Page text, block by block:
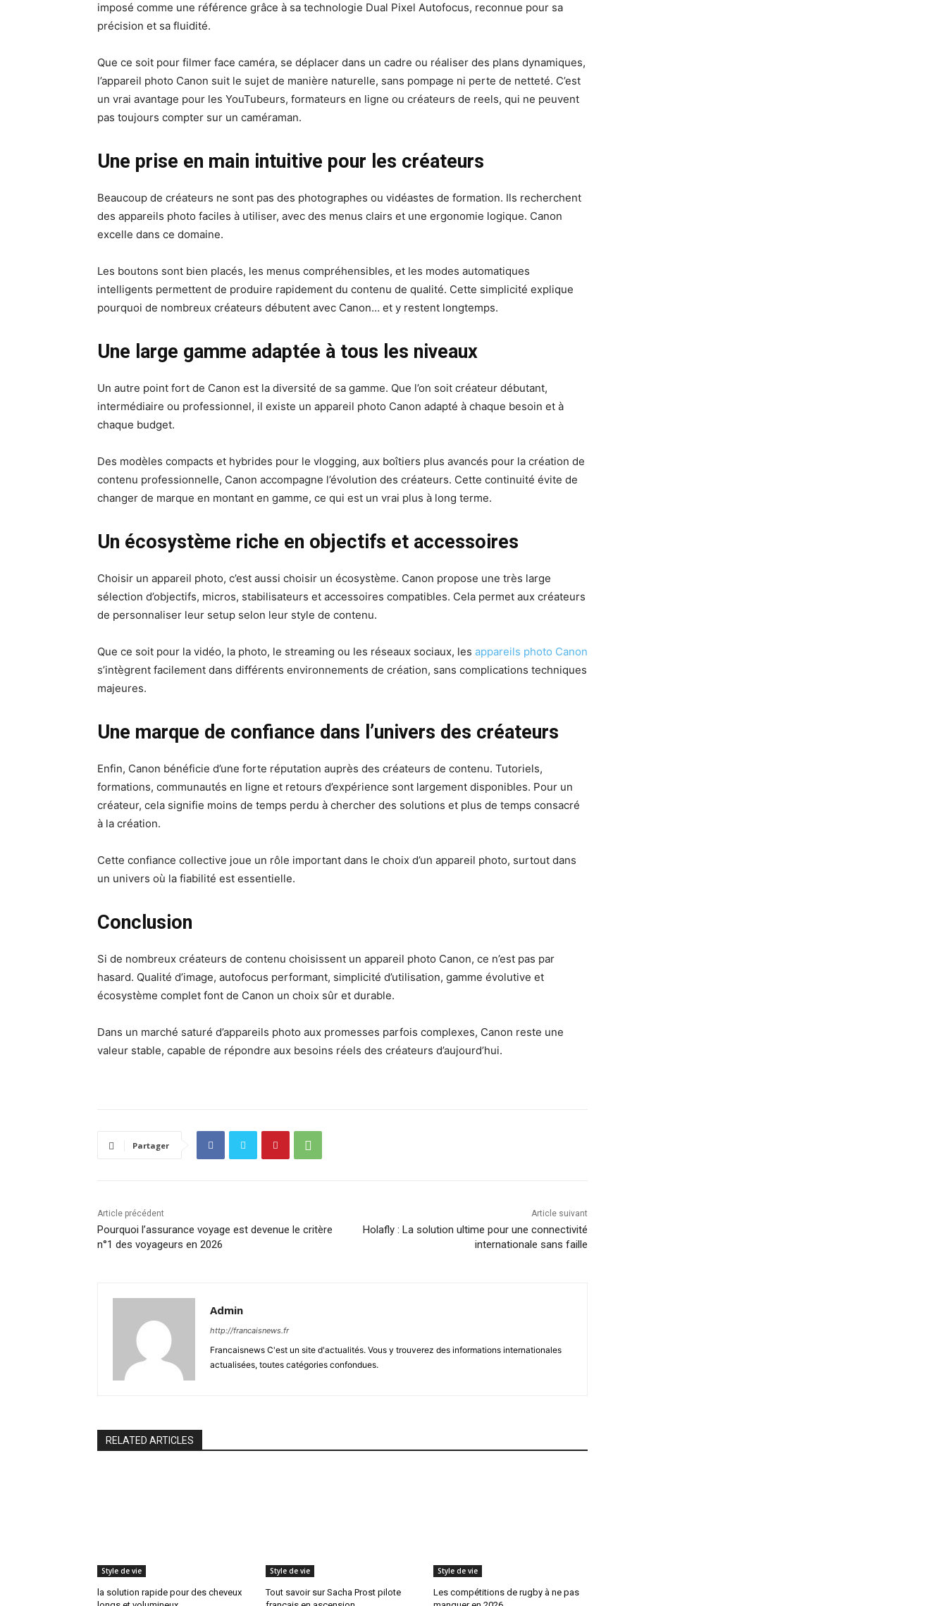
imposé comme une référence grâce à sa technologie Dual Pixel Autofocus, reconnue pour sa
précision et sa fluidité.
Que ce soit pour filmer face caméra, se déplacer dans un cadre ou réaliser des plans dynamiques,
l’appareil photo Canon suit le sujet de manière naturelle, sans pompage ni perte de netteté. C’est
un vrai avantage pour les YouTubeurs, formateurs en ligne ou créateurs de reels, qui ne peuvent
pas toujours compter sur un caméraman.
Une prise en main intuitive pour les créateurs
Beaucoup de créateurs ne sont pas des photographes ou vidéastes de formation. Ils recherchent
des appareils photo faciles à utiliser, avec des menus clairs et une ergonomie logique. Canon
excelle dans ce domaine.
Les boutons sont bien placés, les menus compréhensibles, et les modes automatiques
intelligents permettent de produire rapidement du contenu de qualité. Cette simplicité explique
pourquoi de nombreux créateurs débutent avec Canon… et y restent longtemps.
Une large gamme adaptée à tous les niveaux
Un autre point fort de Canon est la diversité de sa gamme. Que l’on soit créateur débutant,
intermédiaire ou professionnel, il existe un appareil photo Canon adapté à chaque besoin et à
chaque budget.
Des modèles compacts et hybrides pour le vlogging, aux boîtiers plus avancés pour la création de
contenu professionnelle, Canon accompagne l’évolution des créateurs. Cette continuité évite de
changer de marque en montant en gamme, ce qui est un vrai plus à long terme.
Un écosystème riche en objectifs et accessoires
Choisir un appareil photo, c’est aussi choisir un écosystème. Canon propose une très large
sélection d’objectifs, micros, stabilisateurs et accessoires compatibles. Cela permet aux créateurs
de personnaliser leur setup selon leur style de contenu.
Que ce soit pour la vidéo, la photo, le streaming ou les réseaux sociaux, les appareils photo Canon
s’intègrent facilement dans différents environnements de création, sans complications techniques
majeures.
Une marque de confiance dans l’univers des créateurs
Enfin, Canon bénéficie d’une forte réputation auprès des créateurs de contenu. Tutoriels,
formations, communautés en ligne et retours d’expérience sont largement disponibles. Pour un
créateur, cela signifie moins de temps perdu à chercher des solutions et plus de temps consacré
à la création.
Cette confiance collective joue un rôle important dans le choix d’un appareil photo, surtout dans
un univers où la fiabilité est essentielle.
Conclusion
Si de nombreux créateurs de contenu choisissent un appareil photo Canon, ce n’est pas par
hasard. Qualité d’image, autofocus performant, simplicité d’utilisation, gamme évolutive et
écosystème complet font de Canon un choix sûr et durable.
Dans un marché saturé d’appareils photo aux promesses parfois complexes, Canon reste une
valeur stable, capable de répondre aux besoins réels des créateurs d’aujourd’hui.
Partager
Article précédent
Pourquoi l’assurance voyage est devenue le critère
n°1 des voyageurs en 2026
Article suivant
Holafly : La solution ultime pour une connectivité
internationale sans faille
Admin
http://francaisnews.fr
Francaisnews C'est un site d'actualités. Vous y trouverez des informations internationales
actualisées, toutes catégories confondues.
RELATED ARTICLES
Style de vie
la solution rapide pour des cheveux
Style de vie
Tout savoir sur Sacha Prost pilote
Style de vie
Les compétitions de rugby à ne pas